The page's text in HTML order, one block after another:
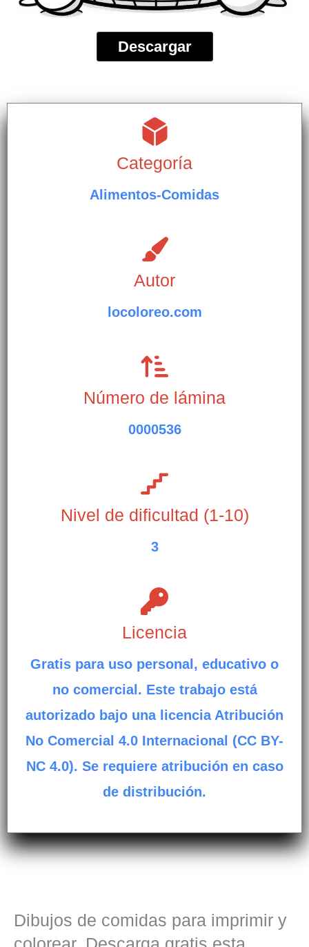
Descargar
Categoría
Alimentos-Comidas
Autor
locoloreo.com
Número de lámina
0000536
Nivel de dificultad (1-10)
3
Licencia
Gratis para uso personal, educativo o
no comercial. Este trabajo está
autorizado bajo una licencia Atribución
No Comercial 4.0 Internacional (CC BY-
NC 4.0). Se requiere atribución en caso
de distribución.
Dibujos de comidas para imprimir y